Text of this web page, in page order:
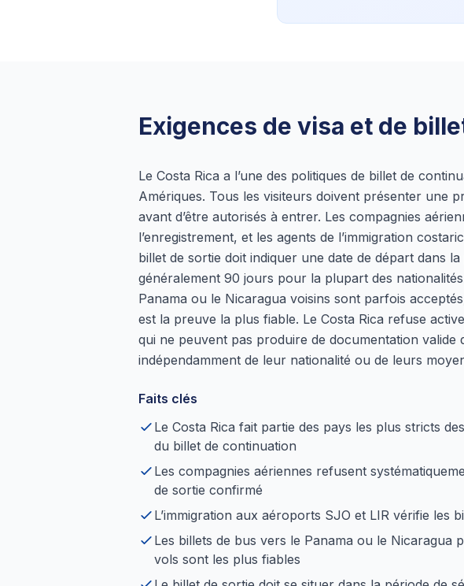
Exigences de visa et de
Le Costa Rica a l’une des politiques de billet de
Amériques. Tous les visiteurs doivent présenter une
avant d’être autorisés à entrer. Les compagnies
l’enregistrement, et les agents de l’immigration
billet de sortie doit indiquer une date de départ dans
généralement 90 jours pour la plupart des
Panama ou le Nicaragua voisins sont parfois
est la preuve la plus fiable. Le Costa Rica refuse
qui ne peuvent pas produire de documentation valide
indépendamment de leur nationalité ou de leurs
Faits clés
Le Costa Rica fait partie des pays les plus stricts
du billet de continuation
Les compagnies aériennes refusent
de sortie confirmé
L’immigration aux aéroports SJO et LIR vérifie les
Les billets de bus vers le Panama ou le Nicaragua
vols sont les plus fiables